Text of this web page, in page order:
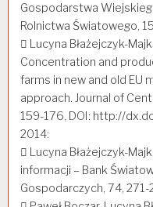
Gospodarstwa
Rolnictwa Światowego,
 Lucyna Błażejczyk-
Concentration and
farms in new and old EU
approach. Journal of
159-176, DOI: http://
2014:
 Lucyna Błażejczyk-
informacji – Bank
Gospodarczych, 74, 271-